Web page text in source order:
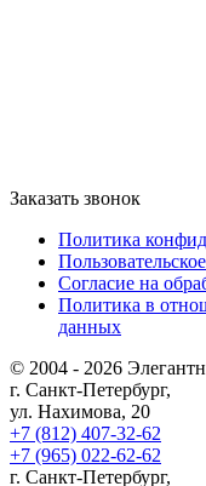
Заказать звонок
Политика
Согласие на
Политика в
данных
© 2004 - 2026
г. Санкт-Петербург,
ул. Нахимова, 20
+7 (812) 407-32-62
+7 (965) 022-62-62
г. Санкт-Петербург,